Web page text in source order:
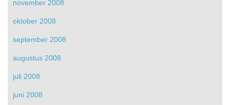
november 2008
oktober 2008
september 2008
augustus 2008
juli 2008
juni 2008